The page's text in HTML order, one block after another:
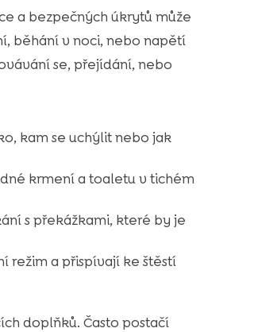
a bezpečných úkrytů může
běhání v noci, nebo napětí
se, přejídání, nebo
kam se uchýlit nebo jak
krmení a toaletu v tichém
s překážkami, které by je
režim a přispívají ke štěstí
doplňků. Často postačí